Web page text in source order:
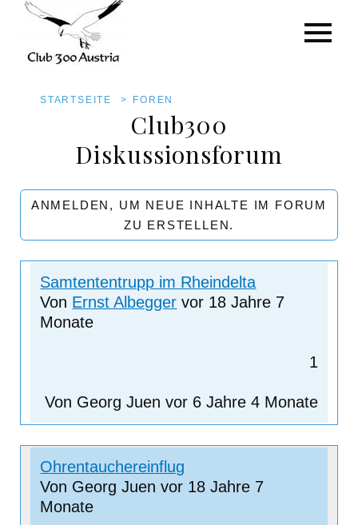
Inhalt
Pfadnavigation
STARTSEITE FOREN
Club300
Diskussionsforum
ANMELDEN, UM NEUE INHALTE IM FORUM
ZU ERSTELLEN.
Thema
Antworten
Letzte Antwort Aufsteigend
sortieren
Normales
Thema
Samtententrupp im Rheindelta
Von Ernst Albegger vor 18 Jahre 7
Monate
1
Von Georg Juen vor 6 Jahre 4 Monate
Normales
Thema
Ohrentauchereinflug
Von Georg Juen vor 18 Jahre 7
Monate